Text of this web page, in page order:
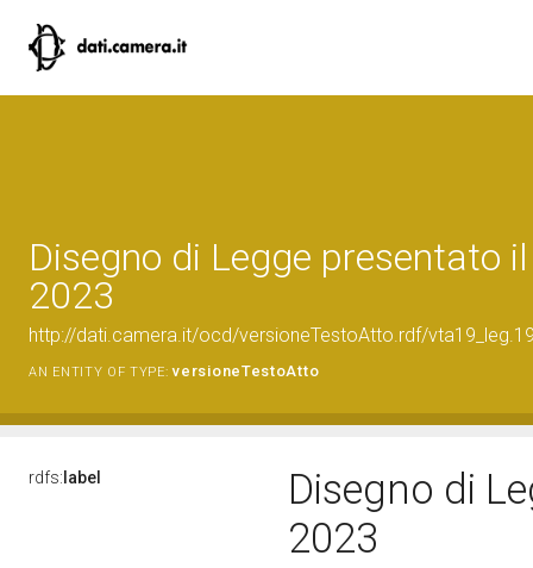
Disegno di Legge presentato
2023
http://dati.camera.it/ocd/versioneTestoAtto.rdf/
AN ENTITY OF TYPE: versioneTestoAtto
rdfs: label
Disegno di
2023